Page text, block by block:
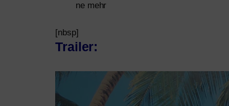
ne mehr
[nbsp]
Trailer: